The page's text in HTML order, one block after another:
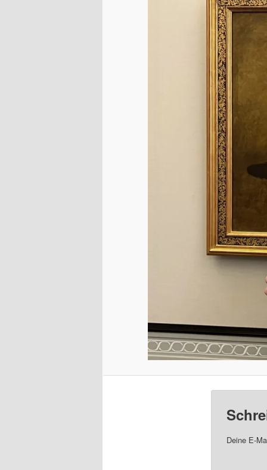
Deine E-